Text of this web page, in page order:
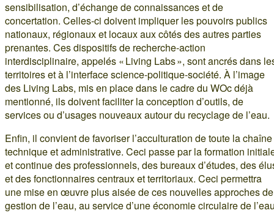
sensibilisation, d’échange de connaissances et de
concertation. Celles-ci doivent impliquer les pouvoirs publics
nationaux, régionaux et locaux aux côtés des autres parties
prenantes. Ces dispositifs de recherche-action
interdisciplinaire, appelés « Living Labs », sont ancrés dans
territoires et à l’interface science-politique-société. À l’image
des Living Labs, mis en place dans le cadre du WOc déjà
mentionné, ils doivent faciliter la conception d’outils, de
services ou d’usages nouveaux autour du recyclage de l’eau.
Enfin, il convient de favoriser l’acculturation de toute la chaîne
technique et administrative. Ceci passe par la formation
et continue des professionnels, des bureaux d’études, des
et des fonctionnaires centraux et territoriaux. Ceci permettra
une mise en œuvre plus aisée de ces nouvelles approches de
gestion de l’eau, au service d’une économie circulaire de